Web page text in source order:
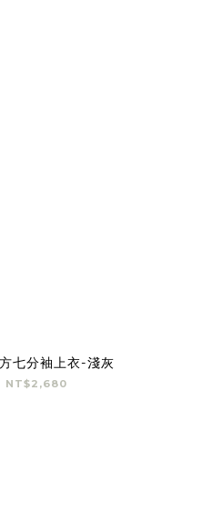
七分袖上衣-淺灰
NT$2,680